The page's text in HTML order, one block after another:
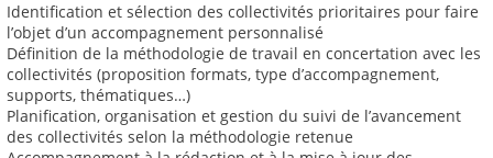
Identification et sélection des collectivités prioritaires pour faire
l’objet d’un accompagnement personnalisé
Définition de la méthodologie de travail en concertation avec les
collectivités (proposition formats, type d’accompagnement,
supports, thématiques…)
Planification, organisation et gestion du suivi de l’avancement
des collectivités selon la méthodologie retenue